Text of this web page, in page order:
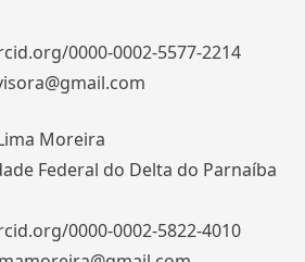
0000-0002-5577-2214
Moreira
Federal do Delta do Parnaíba
0000-0002-5822-4010